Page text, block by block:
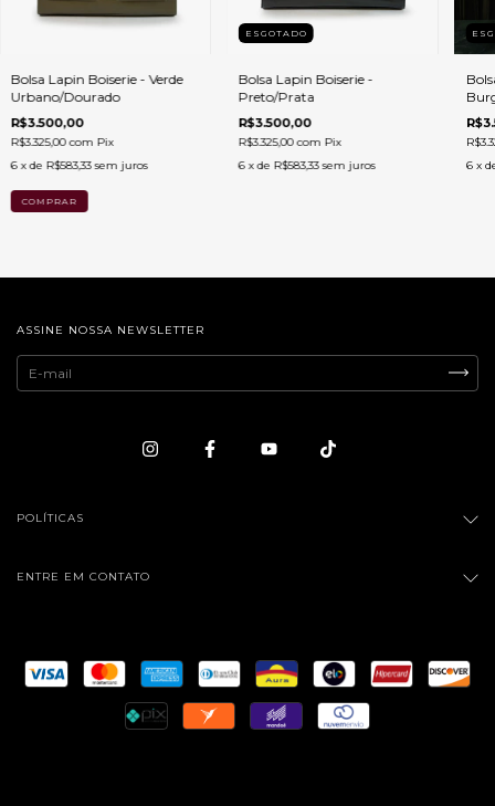
Bolsa Lapin Boiserie - Verde
Urbano/Dourado
R$3.500,00
R$3.325,00com Pix
6 x de R$583,33 sem juros
ESGOTADO
Bolsa Lapin Boiserie -
Preto/Prata
R$3.500,00
R$3.325,00com Pix
6 x de R$583,33 sem juros
6 x
ASSINE NOSSA NEWSLETTER
POLÍTICAS
ENTRE EM CONTATO